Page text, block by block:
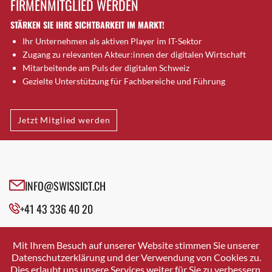
Brütten
Bubendorf
Bubikon
Buchs (SG)
Burgdorf
Bülach
Cazis
Cham
Davos Platz
Davos Platz 1
Dietikon
Dietlikon
FIRMENMITGLIED WERDEN
STÄRKEN SIE IHRE SICHTBARKEIT IM MARKT!
Ihr Unternehmen als aktiven Player im IT-Sektor
Zugang zu relevanten Akteur:innen der digitalen Wirtschaft
Mitarbeitende am Puls der digitalen Schweiz
Gezielte Unterstützung für Fachbereiche und Führung
Jetzt Mitglied werden
INFO@SWISSICT.CH
+41 43 336 40 20
SWISSICT
VULKANSTRASSE 120
8048 ZURICH
Mit Ihrem Besuch auf unserer Website stimmen Sie unserer
Datenschutzerklärung und der Verwendung von Cookies zu.
Dies erlaubt uns unsere Services weiter für Sie zu verbessern.